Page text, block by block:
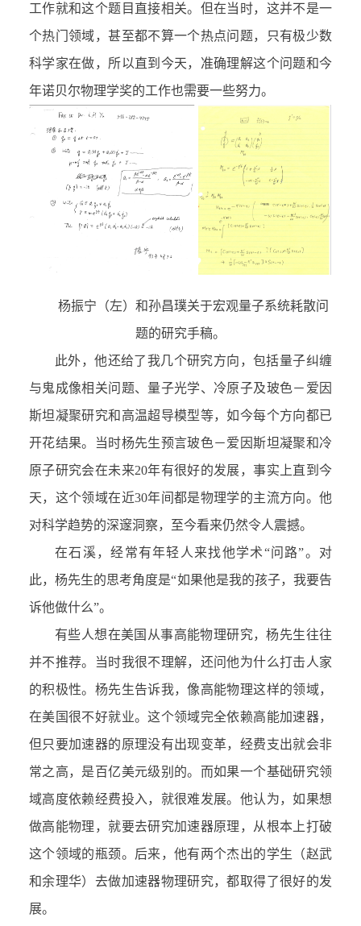
工作就和这个题目直接相关。但在当时，这并不是一
个热门领域，甚至都不算一个热点问题，只有极少数
科学家在做，所以直到今天，准确理解这个问题和今
年诺贝尔物理学奖的工作也需要一些努力。
杨振宁（左）和孙昌璞关于宏观量子系统耗散问
题的研究手稿。
此外，他还给了我几个研究方向，包括量子纠缠
与鬼成像相关问题、量子光学、冷原子及玻色－爱因
斯坦凝聚研究和高温超导模型等，如今每个方向都已
开花结果。当时杨先生预言玻色－爱因斯坦凝聚和冷
原子研究会在未来20年有很好的发展，事实上直到今
天，这个领域在近30年间都是物理学的主流方向。他
对科学趋势的深邃洞察，至今看来仍然令人震撼。
在石溪，经常有年轻人来找他学术“问路”。对
此，杨先生的思考角度是“如果他是我的孩子，我要告
诉他做什么”。
有些人想在美国从事高能物理研究，杨先生往往
并不推荐。当时我很不理解，还问他为什么打击人家
的积极性。杨先生告诉我，像高能物理这样的领域，
在美国很不好就业。这个领域完全依赖高能加速器，
但只要加速器的原理没有出现变革，经费支出就会非
常之高，是百亿美元级别的。而如果一个基础研究领
域高度依赖经费投入，就很难发展。他认为，如果想
做高能物理，就要去研究加速器原理，从根本上打破
这个领域的瓶颈。后来，他有两个杰出的学生（赵武
和余理华）去做加速器物理研究，都取得了很好的发
展。